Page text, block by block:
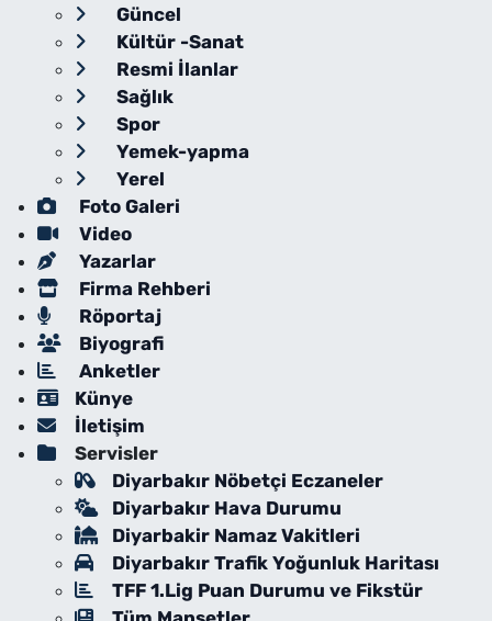
Güncel
Kültür -Sanat
Resmi İlanlar
Sağlık
Spor
Yemek-yapma
Yerel
Foto Galeri
Video
Yazarlar
Firma Rehberi
Röportaj
Biyografi
Anketler
Künye
İletişim
Servisler
Diyarbakır Nöbetçi Eczaneler
Diyarbakır Hava Durumu
Diyarbakir Namaz Vakitleri
Diyarbakır Trafik Yoğunluk Haritası
TFF 1.Lig Puan Durumu ve Fikstür